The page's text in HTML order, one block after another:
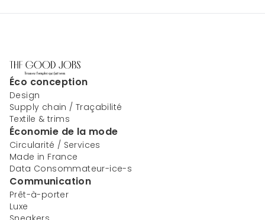
Éco conception
Design
Supply chain / Traçabilité
Textile & trims
Économie de la mode
Circularité / Services
Made in France
Data Consommateur-ice-s
Communication
Prêt-à-porter
Luxe